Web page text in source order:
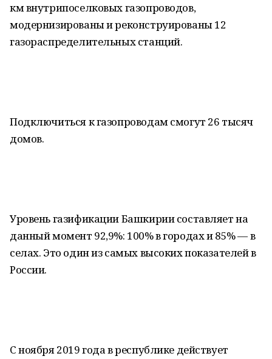
км внутрипоселковых газопроводов,
модернизированы и реконструированы 12
газораспределительных станций.
Подключиться к газопроводам смогут 26 тысяч
домов.
Уровень газификации Башкирии составляет на
данный момент 92,9%: 100% в городах и 85% — в
селах. Это один из самых высоких показателей в
России.
С ноября 2019 года в республике действует